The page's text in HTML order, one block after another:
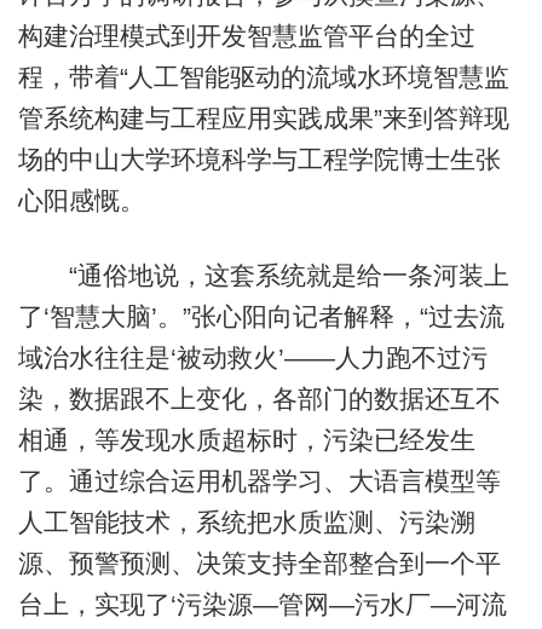
构建治理模式到开发智慧监管平台的全过
程，带着“人工智能驱动的流域水环境智慧监
管系统构建与工程应用实践成果”来到答辩现
场的中山大学环境科学与工程学院博士生张
心阳感慨。
“通俗地说，这套系统就是给一条河装上
了‘智慧大脑’。”张心阳向记者解释，“过去流
域治水往往是‘被动救火’——人力跑不过污
染，数据跟不上变化，各部门的数据还互不
相通，等发现水质超标时，污染已经发生
了。通过综合运用机器学习、大语言模型等
人工智能技术，系统把水质监测、污染溯
源、预警预测、决策支持全部整合到一个平
台上，实现了‘污染源—管网—污水厂—河流